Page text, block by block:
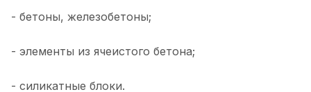
- бетоны, железобетоны;
- элементы из ячеистого бетона;
- силикатные блоки.